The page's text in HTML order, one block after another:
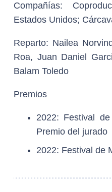
Compañías:
Estados Unidos;
Reparto: Nailea
Roa, Juan Daniel
Balam Toledo
Premios
2022: Festival
Premio del jurado
2022: Festival de